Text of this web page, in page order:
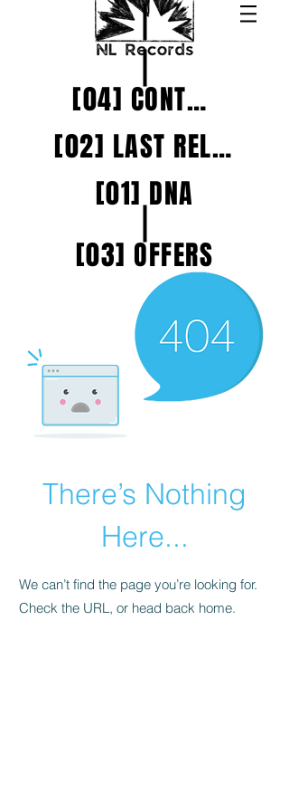
[04] CONTACTS
[02] LAST RELEASES
[01] DNA
[03] OFFERS
There’s Nothing
Here...
We can’t find the page you’re looking for.
Check the URL, or head back home.